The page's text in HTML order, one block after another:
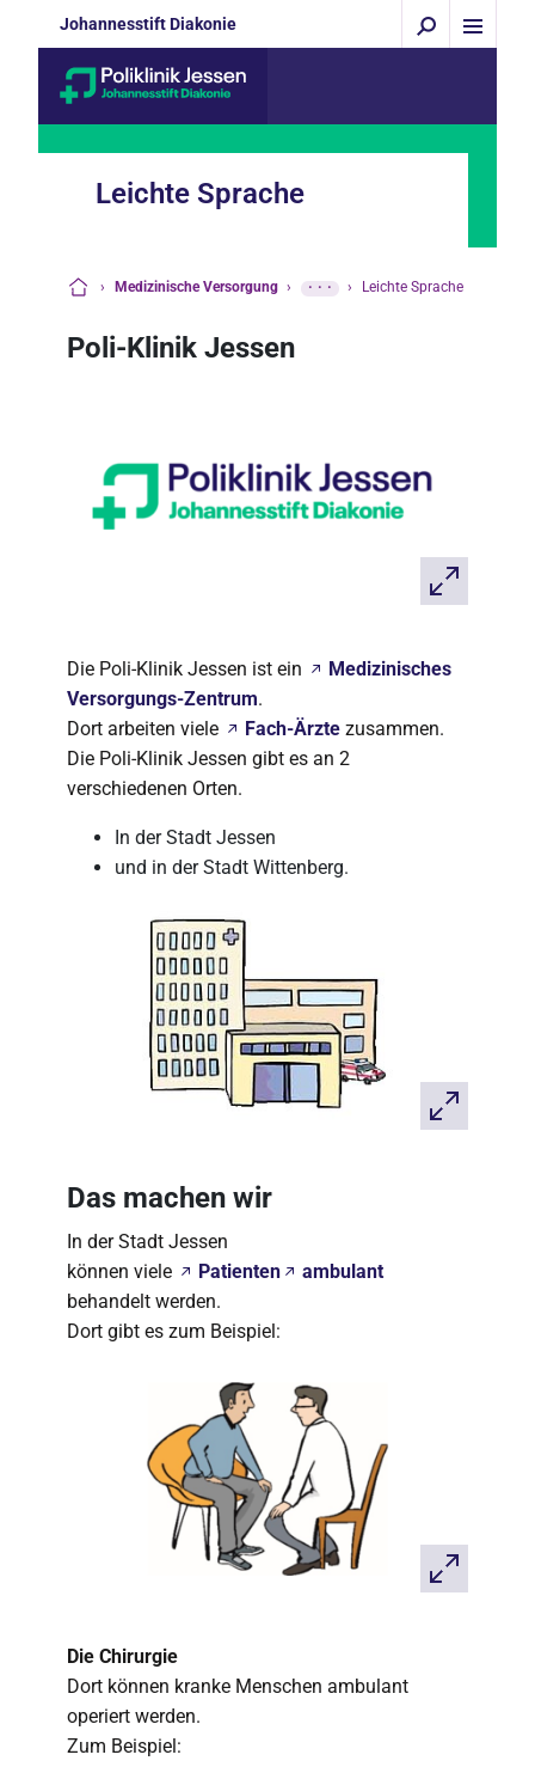
Johannesstift Diakonie
Leichte Sprache
› Medizinische Versorgung › ··· › Leichte Sprache
Poli-Klinik Jessen
Die Poli-Klinik Jessen ist ein
Medizinisches
Versorgungs-Zentrum.
Dort arbeiten viele
Fach-Ärzte zusammen.
Die Poli-Klinik Jessen gibt es an 2
verschiedenen Orten.
In der Stadt Jessen
und in der Stadt Wittenberg.
Das machen wir
In der Stadt Jessen
können viele
Patienten
ambulant
behandelt werden.
Dort gibt es zum Beispiel:
Die Chirurgie
Dort können kranke Menschen ambulant
operiert werden.
Zum Beispiel: